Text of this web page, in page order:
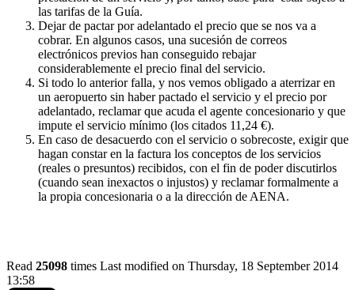
las tarifas de la Guía.
Dejar de pactar por adelantado el precio que se nos va a
cobrar. En algunos casos, una sucesión de correos
electrónicos previos han conseguido rebajar
considerablemente el precio final del servicio.
Si todo lo anterior falla, y nos vemos obligado a aterrizar en
un aeropuerto sin haber pactado el servicio y el precio por
adelantado, reclamar que acuda el agente concesionario y que
impute el servicio mínimo (los citados 11,24 €).
En caso de desacuerdo con el servicio o sobrecoste, exigir que
hagan constar en la factura los conceptos de los servicios
(reales o presuntos) recibidos, con el fin de poder discutirlos
(cuando sean inexactos o injustos) y reclamar formalmente a
la propia concesionaria o a la dirección de AENA.
Read 25098 times Last modified on Thursday, 18 September 2014
13:58